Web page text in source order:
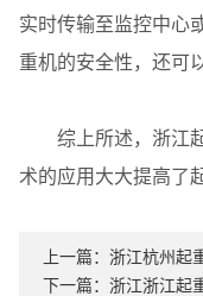
实时传输至监控中心
重机的安全性，还可
综上所述，浙江起
术的应用大大提高了
上一篇： 浙江杭州起
下一篇： 浙江浙江起